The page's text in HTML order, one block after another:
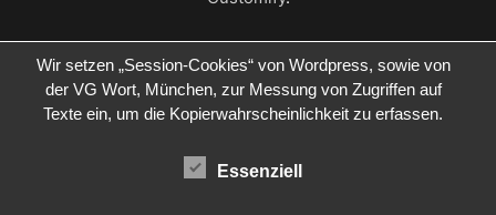
Wir setzen „Session-Cookies“ von Wordpress, sowie von
der VG Wort, München, zur Messung von Zugriffen auf
Texte ein, um die Kopierwahrscheinlichkeit zu erfassen.
Essenziell